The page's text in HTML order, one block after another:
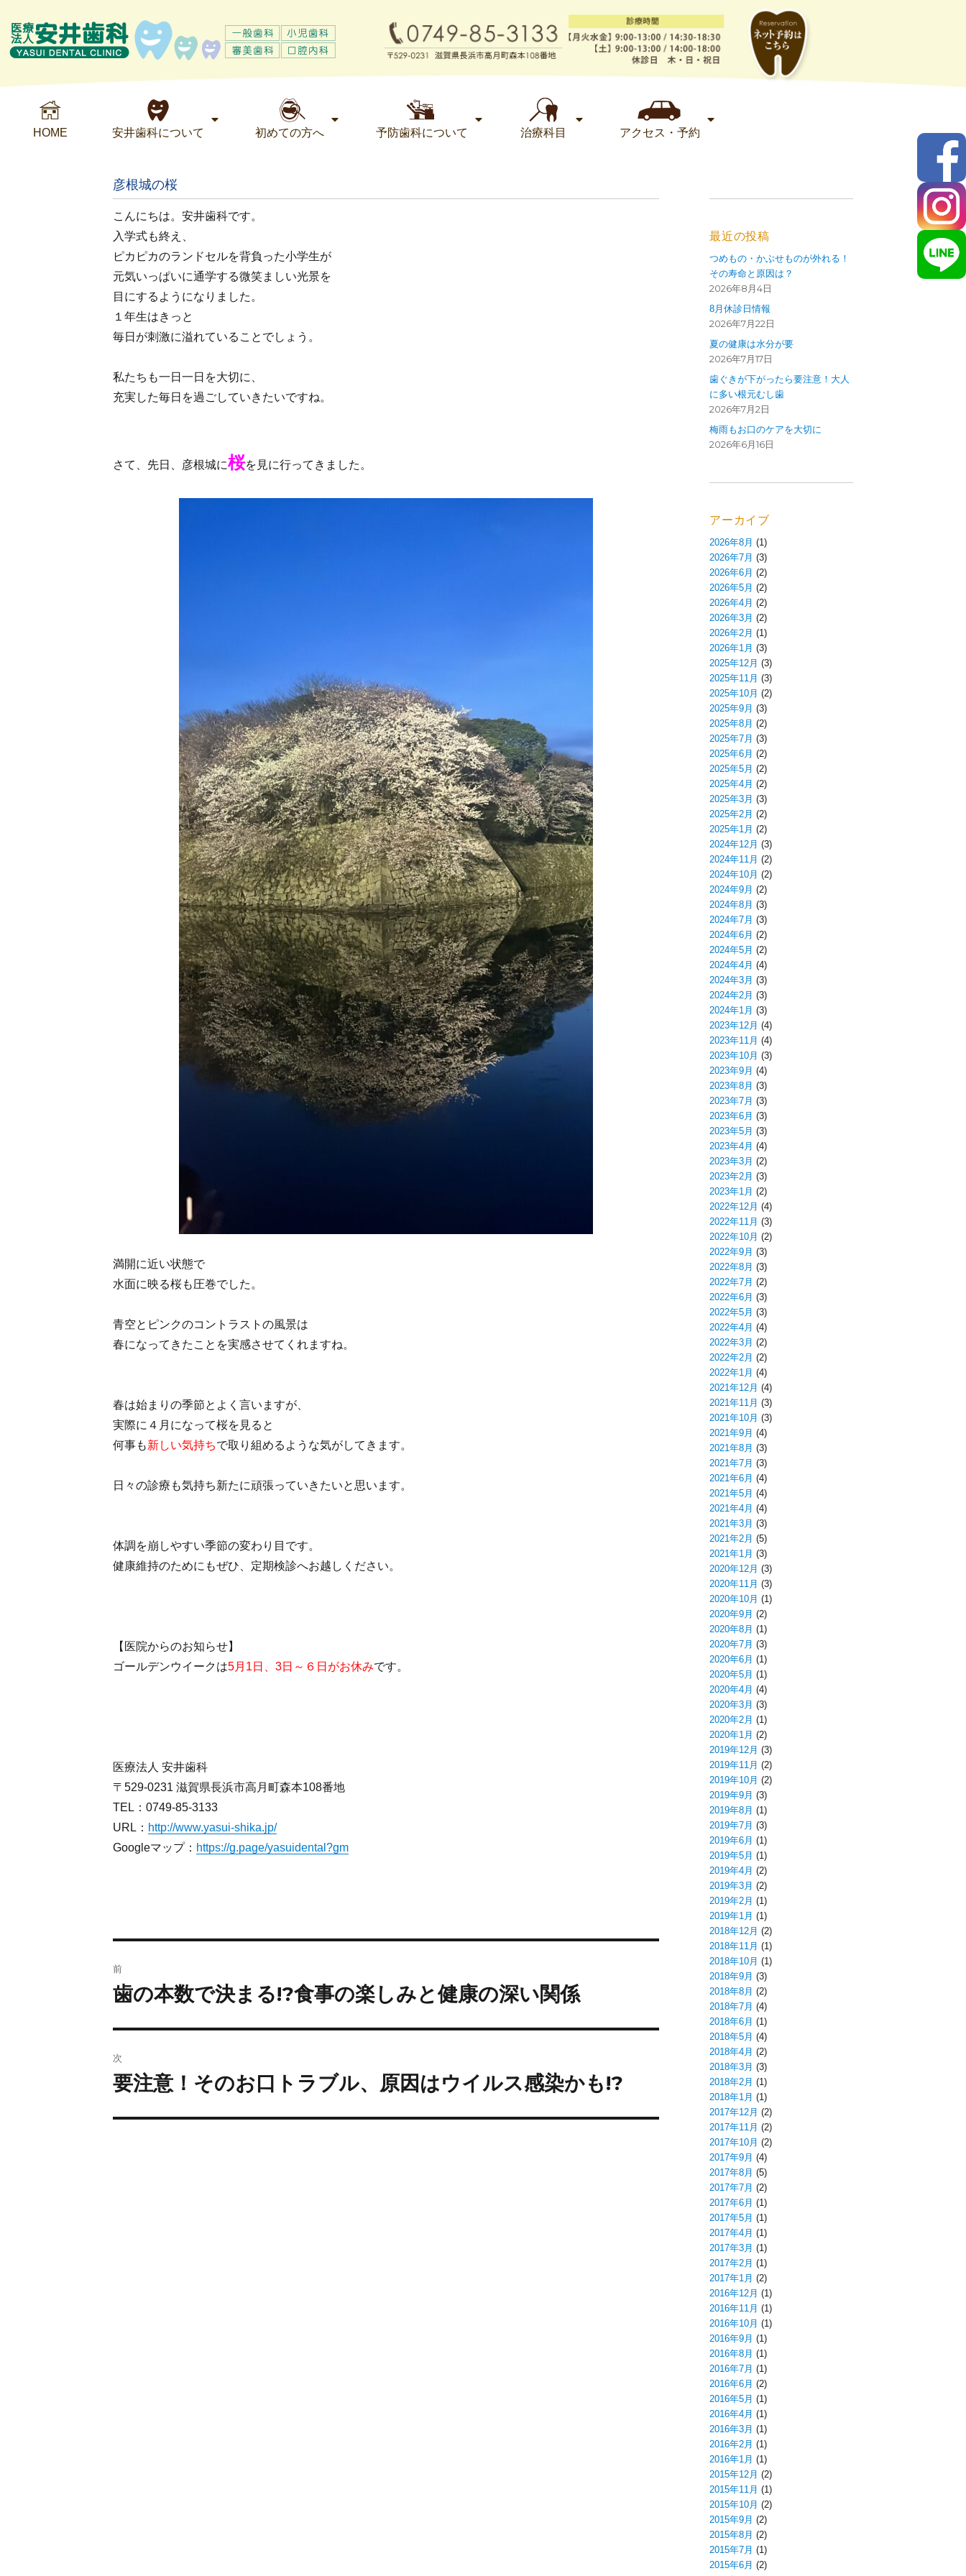
HOME 安井歯科について 初めての方へ 予防歯科について 治療科目 アクセス・予約
彦根城の桜
こんにちは。安井歯科です。
入学式も終え、
ピカピカのランドセルを背負った小学生が
元気いっぱいに通学する微笑ましい光景を
目にするようになりました。
１年生はきっと
毎日が刺激に溢れていることでしょう。
私たちも一日一日を大切に、
充実した毎日を過ごしていきたいですね。
さて、先日、彦根城に桜を見に行ってきました。
満開に近い状態で
水面に映る桜も圧巻でした。
青空とピンクのコントラストの風景は
春になってきたことを実感させてくれますね。
春は始まりの季節とよく言いますが、
実際に４月になって桜を見ると
何事も新しい気持ちで取り組めるような気がしてきます。
日々の診療も気持ち新たに頑張っていきたいと思います。
体調を崩しやすい季節の変わり目です。
健康維持のためにもぜひ、定期検診へお越しください。
【医院からのお知らせ】
ゴールデンウイークは5月1日、3日～６日がお休みです。
医療法人 安井歯科
〒529-0231 滋賀県長浜市高月町森本108番地
TEL：0749-85-3133
URL： http://www.yasui-shika.jp/
Googleマップ： https://g.page/yasuidental?gm
前
歯の本数で決まる!?食事の楽しみと健康の深い関係
次
要注意！そのお口トラブル、原因はウイルス感染かも!?
最近の投稿
つめもの・かぶせものが外れる！
その寿命と原因は？
2026年8月4日
8月休診日情報
2026年7月22日
夏の健康は水分が要
2026年7月17日
歯ぐきが下がったら要注意！大人
に多い根元むし歯
2026年7月2日
梅雨もお口のケアを大切に
2026年6月16日
アーカイブ
2026年8月 (1)
2026年7月 (3)
2026年6月 (2)
2026年5月 (2)
2026年4月 (2)
2026年3月 (2)
2026年2月 (1)
2026年1月 (3)
2025年12月 (3)
2025年11月 (3)
2025年10月 (2)
2025年9月 (3)
2025年8月 (2)
2025年7月 (3)
2025年6月 (2)
2025年5月 (2)
2025年4月 (2)
2025年3月 (3)
2025年2月 (2)
2025年1月 (2)
2024年12月 (3)
2024年11月 (2)
2024年10月 (2)
2024年9月 (2)
2024年8月 (3)
2024年7月 (3)
2024年6月 (2)
2024年5月 (2)
2024年4月 (4)
2024年3月 (3)
2024年2月 (3)
2024年1月 (3)
2023年12月 (4)
2023年11月 (4)
2023年10月 (3)
2023年9月 (4)
2023年8月 (3)
2023年7月 (3)
2023年6月 (3)
2023年5月 (3)
2023年4月 (4)
2023年3月 (2)
2023年2月 (3)
2023年1月 (2)
2022年12月 (4)
2022年11月 (3)
2022年10月 (2)
2022年9月 (3)
2022年8月 (3)
2022年7月 (2)
2022年6月 (3)
2022年5月 (3)
2022年4月 (4)
2022年3月 (2)
2022年2月 (2)
2022年1月 (4)
2021年12月 (4)
2021年11月 (3)
2021年10月 (3)
2021年9月 (4)
2021年8月 (3)
2021年7月 (3)
2021年6月 (4)
2021年5月 (4)
2021年4月 (4)
2021年3月 (3)
2021年2月 (5)
2021年1月 (3)
2020年12月 (3)
2020年11月 (3)
2020年10月 (1)
2020年9月 (2)
2020年8月 (1)
2020年7月 (3)
2020年6月 (1)
2020年5月 (1)
2020年4月 (4)
2020年3月 (3)
2020年2月 (1)
2020年1月 (2)
2019年12月 (3)
2019年11月 (2)
2019年10月 (2)
2019年9月 (3)
2019年8月 (1)
2019年7月 (3)
2019年6月 (1)
2019年5月 (1)
2019年4月 (2)
2019年3月 (2)
2019年2月 (1)
2019年1月 (1)
2018年12月 (2)
2018年11月 (1)
2018年10月 (1)
2018年9月 (3)
2018年8月 (2)
2018年7月 (4)
2018年6月 (1)
2018年5月 (4)
2018年4月 (2)
2018年3月 (3)
2018年2月 (1)
2018年1月 (1)
2017年12月 (2)
2017年11月 (2)
2017年10月 (2)
2017年9月 (4)
2017年8月 (5)
2017年7月 (2)
2017年6月 (1)
2017年5月 (1)
2017年4月 (1)
2017年3月 (1)
2017年2月 (1)
2017年1月 (2)
2016年12月 (1)
2016年11月 (1)
2016年10月 (1)
2016年9月 (1)
2016年8月 (1)
2016年7月 (1)
2016年6月 (2)
2016年5月 (1)
2016年4月 (1)
2016年3月 (1)
2016年2月 (1)
2016年1月 (1)
2015年12月 (2)
2015年11月 (1)
2015年10月 (2)
2015年9月 (2)
2015年8月 (2)
2015年7月 (1)
2015年6月 (2)